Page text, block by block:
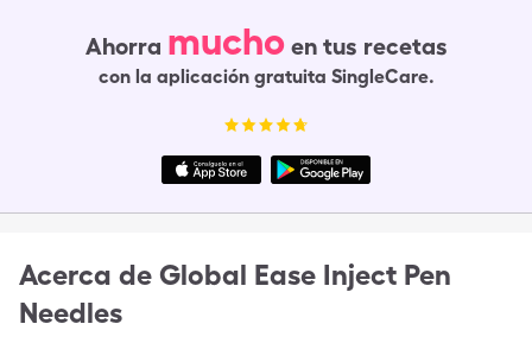
Ahorra mucho en tus recetas
con la aplicación gratuita SingleCare.
Acerca de Global Ease Inject Pen
Needles